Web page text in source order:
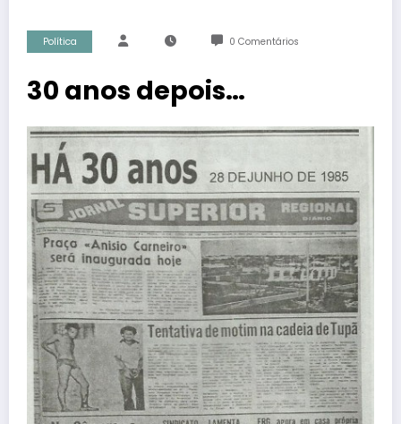
Política 0 Comentários
30 anos depois…